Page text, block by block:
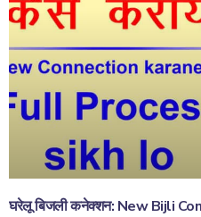
घरेलू बिजली कनेक्शन: New Bijli